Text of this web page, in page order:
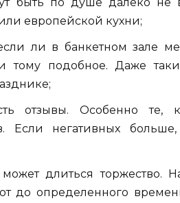
европейской кухни;
ли в банкетном зале
подобное. Даже
отзывы. Особенно те,
Если негативных
длиться торжество.
до определенного